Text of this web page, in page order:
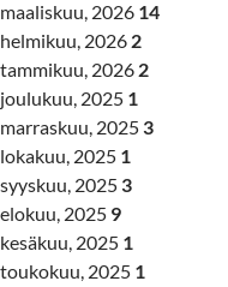
maaliskuu, 2026 14
helmikuu, 2026 2
tammikuu, 2026 2
joulukuu, 2025 1
marraskuu, 2025 3
lokakuu, 2025 1
syyskuu, 2025 3
elokuu, 2025 9
kesäkuu, 2025 1
toukokuu, 2025 1